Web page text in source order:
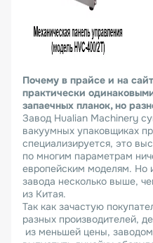
Почему в прайсе и на
практически
запаечных планок, но
Завод Hualian Machinery
вакуумных упаковщиках
специализируется, это
по многим параметрам
европейским моделям. Но
завода несколько выше,
из Китая.
Так как зачастую
разных производителей,
из меньшей цены,